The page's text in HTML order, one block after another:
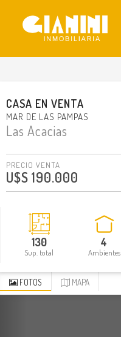
CASA EN VENTA
MAR DE LAS PAMPAS
Las Acacias
PRECIO VENTA
U$S 190.000
130
Sup. total
4
Ambientes
FOTOS MAPA